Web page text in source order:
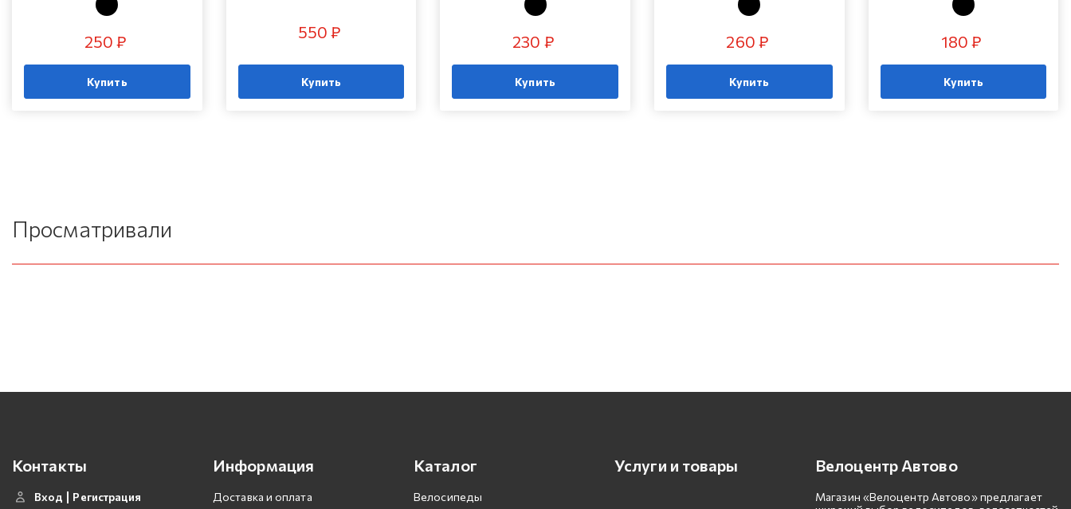
250 ₽
Купить
550 ₽
Купить
230 ₽
Купить
260 ₽
Купить
180 ₽
Купить
Просматривали
Контакты
Вход Регистрация
Информация
Доставка и оплата
Каталог
Велосипеды
Услуги и товары Велоцентр Автово
Магазин «Велоцентр Автово» предлагает